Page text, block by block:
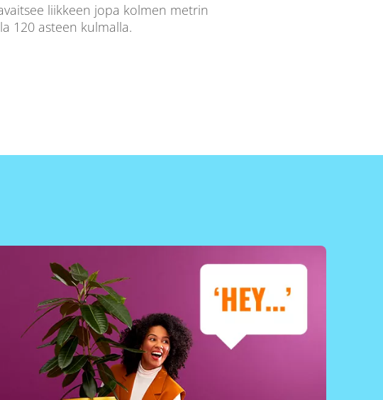
liikkeen jopa kolmen metrin
120 asteen kulmalla.